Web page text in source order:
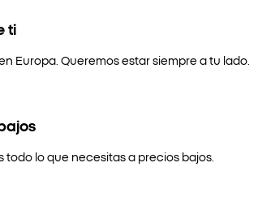
ti
Europa. Queremos estar siempre a tu lado.
todo lo que necesitas a precios bajos.